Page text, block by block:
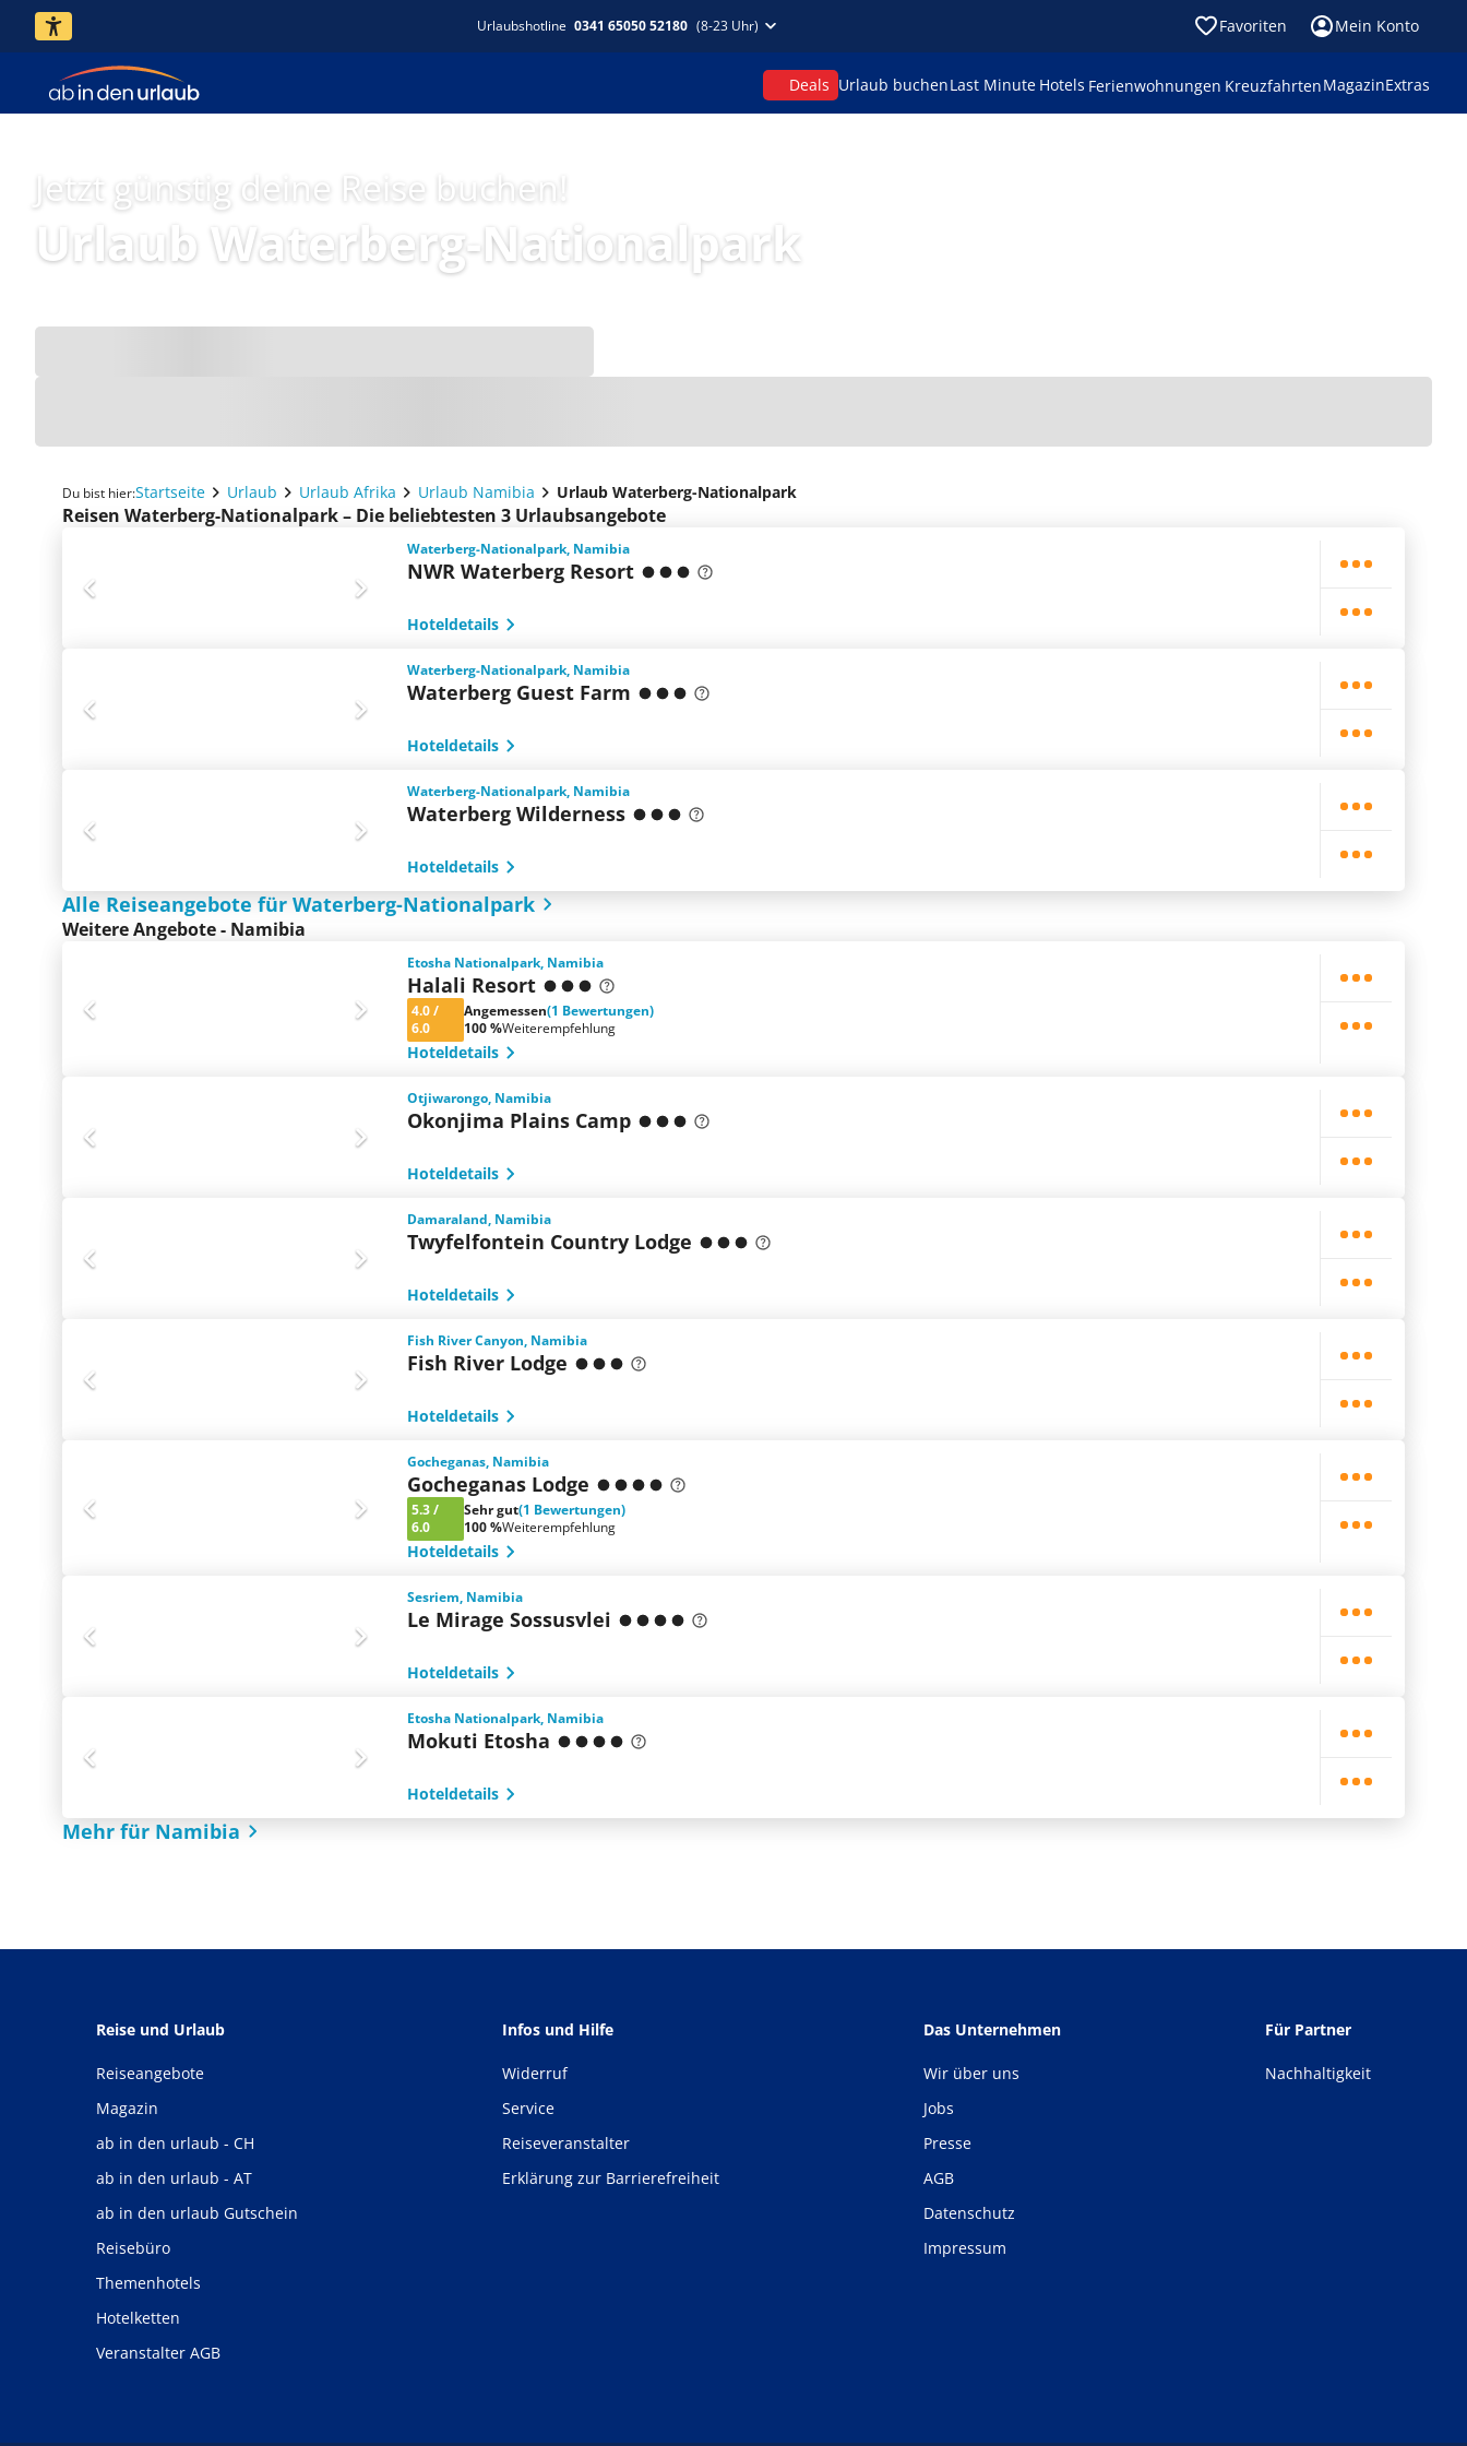
Urlaubshotline 0341 65050 52180 (8-23 Uhr) Favoriten Mein Konto
Deals Urlaub buchenLast Minute Hotels Ferienwohnungen KreuzfahrtenMagazinExtras
Jetzt günstig deine Reise buchen!
Urlaub Waterberg-Nationalpark
Du bist hier:Startseite Urlaub Urlaub Afrika Urlaub Namibia Urlaub Waterberg-Nationalpark
Reisen Waterberg-Nationalpark – Die beliebtesten 3 Urlaubsangebote
Waterberg-Nationalpark, Namibia
NWR Waterberg Resort
Hoteldetails
Waterberg-Nationalpark, Namibia
Waterberg Guest Farm
Hoteldetails
Waterberg-Nationalpark, Namibia
Waterberg Wilderness
Hoteldetails
Alle Reiseangebote für Waterberg-Nationalpark
Weitere Angebote - Namibia
Etosha Nationalpark, Namibia
Halali Resort
4.0/
6.0
Angemessen(1 Bewertungen)
100 %Weiterempfehlung
Hoteldetails
Otjiwarongo, Namibia
Okonjima Plains Camp
Hoteldetails
Damaraland, Namibia
Twyfelfontein Country Lodge
Hoteldetails
Fish River Canyon, Namibia
Fish River Lodge
Hoteldetails
Gocheganas, Namibia
Gocheganas Lodge
5.3/
6.0
Sehr gut(1 Bewertungen)
100 %Weiterempfehlung
Hoteldetails
Sesriem, Namibia
Le Mirage Sossusvlei
Hoteldetails
Etosha Nationalpark, Namibia
Mokuti Etosha
Hoteldetails
Mehr für Namibia
Reise und Urlaub
Reiseangebote
Magazin
ab in den urlaub - CH
ab in den urlaub - AT
ab in den urlaub Gutschein
Reisebüro
Themenhotels
Hotelketten
Veranstalter AGB
Infos und Hilfe
Widerruf
Service
Reiseveranstalter
Erklärung zur Barrierefreiheit
Das Unternehmen
Wir über uns
Jobs
Presse
AGB
Datenschutz
Impressum
Für Partner
Nachhaltigkeit